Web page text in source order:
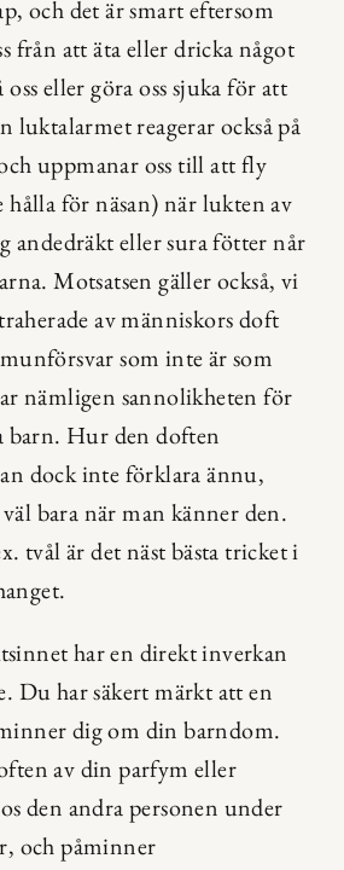
och det är smart eftersom
från att äta eller dricka något
eller göra oss sjuka för att
luktalarmet reagerar också på
uppmanar oss till att fly
för näsan) när lukten av
andedräkt eller sura fötter når
Motsatsen gäller också, vi
av människors doft
som inte är som
nämligen sannolikheten för
barn. Hur den doften
dock inte förklara ännu,
bara när man känner den.
tvål är det näst bästa tricket i
har en direkt inverkan
Du har säkert märkt att en
dig om din barndom.
av din parfym eller
den andra personen under
och påminner